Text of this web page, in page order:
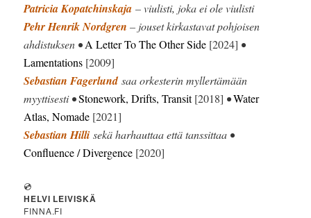
Patricia Kopatchinskaja – viulisti, joka ei ole viulisti
Pehr Henrik Nordgren – jouset kirkastavat pohjoisen
ahdistuksen •A Letter To The Other Side [2024] •
Lamentations [2009]
Sebastian Fagerlundsaa orkesterin myllertämään
myyttisesti •Stonework, Drifts, Transit[2018] •Water
Atlas, Nomade [2021]
Sebastian Hilli sekä harhauttaa että tanssittaa •
Confluence / Divergence [2020]
💿
HELVI LEIVISKÄ
FINNA.FI